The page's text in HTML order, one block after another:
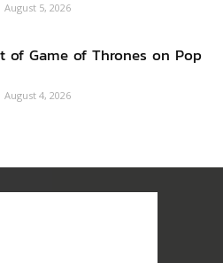
August 5, 2026
of Game of Thrones on Pop
August 4, 2026